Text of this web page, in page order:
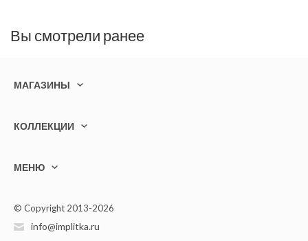
Вы смотрели ранее
МАГАЗИНЫ
КОЛЛЕКЦИИ
МЕНЮ
© Copyright 2013-2026
info@implitka.ru